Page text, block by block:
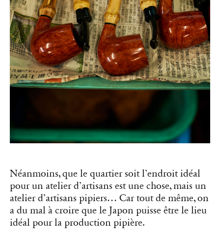
Néanmoins, que le quartier soit l’endroit idéal
pour un atelier d’artisans est une chose, mais un
atelier d’artisans pipiers… Car tout de même, on
a du mal à croire que le Japon puisse être le lieu
idéal pour la production pipière.